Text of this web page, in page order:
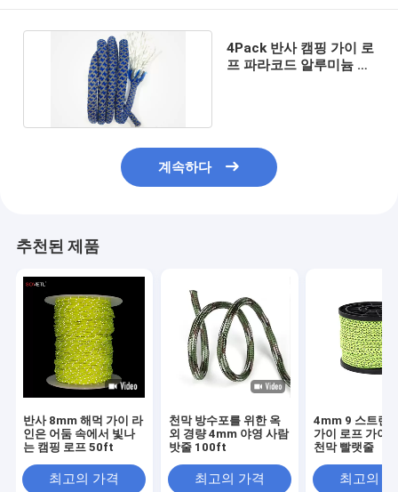
4Pack 반사 캠핑 가이 로
프 파라코드 알루미늄 조
계속하다
추천된 제품
반사 8mm 해먹 가이 라
인은 어둠 속에서 빛나
는 캠핑 로프 50ft
최고의 가격
천막 방수포를 위한 옥
외 경량 4mm 야영 사람
밧줄 100ft
최고의 가격
4mm 9 스트랜
가이 로프 가이
천막 빨랫줄
최고의